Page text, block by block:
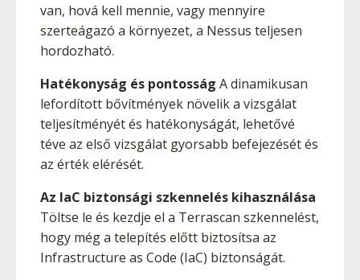
van, hová kell mennie, vagy mennyire
szerteágazó a környezet, a Nessus teljesen
hordozható.
Hatékonyság és pontosság A dinamikusan
lefordított bővítmények növelik a vizsgálat
teljesítményét és hatékonyságát, lehetővé
téve az első vizsgálat gyorsabb befejezését és
az érték elérését.
Az IaC biztonsági szkennelés kihasználása
Töltse le és kezdje el a Terrascan szkennelést,
hogy még a telepítés előtt biztosítsa az
Infrastructure as Code (IaC) biztonságát.